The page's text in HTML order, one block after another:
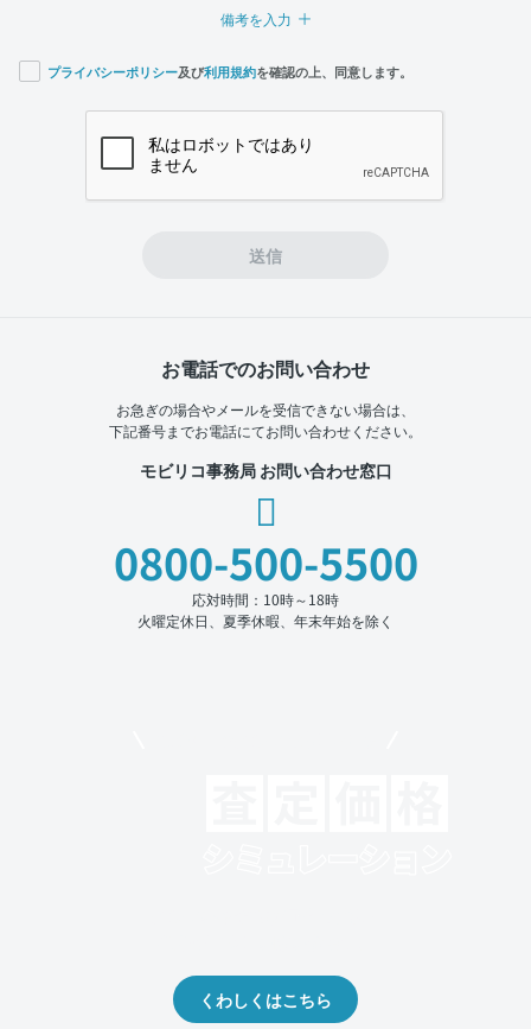
備考を入力
プライバシーポリシー及び利用規約を確認の上、同意します。
送信
お電話でのお問い合わせ
お急ぎの場合やメールを受信できない場合は、
下記番号までお電話にてお問い合わせください。
モビリコ事務局 お問い合わせ窓口
0800-500-5500
応対時間：10時～18時
火曜定休日、夏季休暇、年末年始を除く
くわしくはこちら